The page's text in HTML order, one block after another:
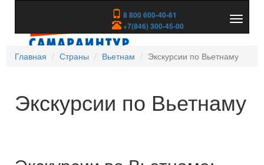
8 800 600-40-61
+7(846) 300-45-00
скрыть
Главная
Страны Вьетнам Экскурсии по Вьетнаму
Экскурсии по Вьетнаму